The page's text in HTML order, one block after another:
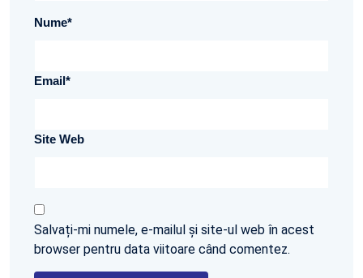
Nume*
Email*
Site Web
Salvați-mi numele, e-mailul și site-ul web în acest
browser pentru data viitoare când comentez.